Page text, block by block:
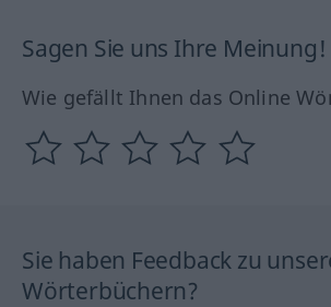
Sagen Sie uns Ihre Meinung!
Wie gefällt Ihnen das Online
Sie haben Feedback zu
Wörterbüchern?